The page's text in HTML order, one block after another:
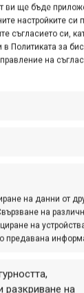
ви ще бъде
настройките си
съгласието си,
Политиката за
на
на данни от
на
на
предавана
разкриване на